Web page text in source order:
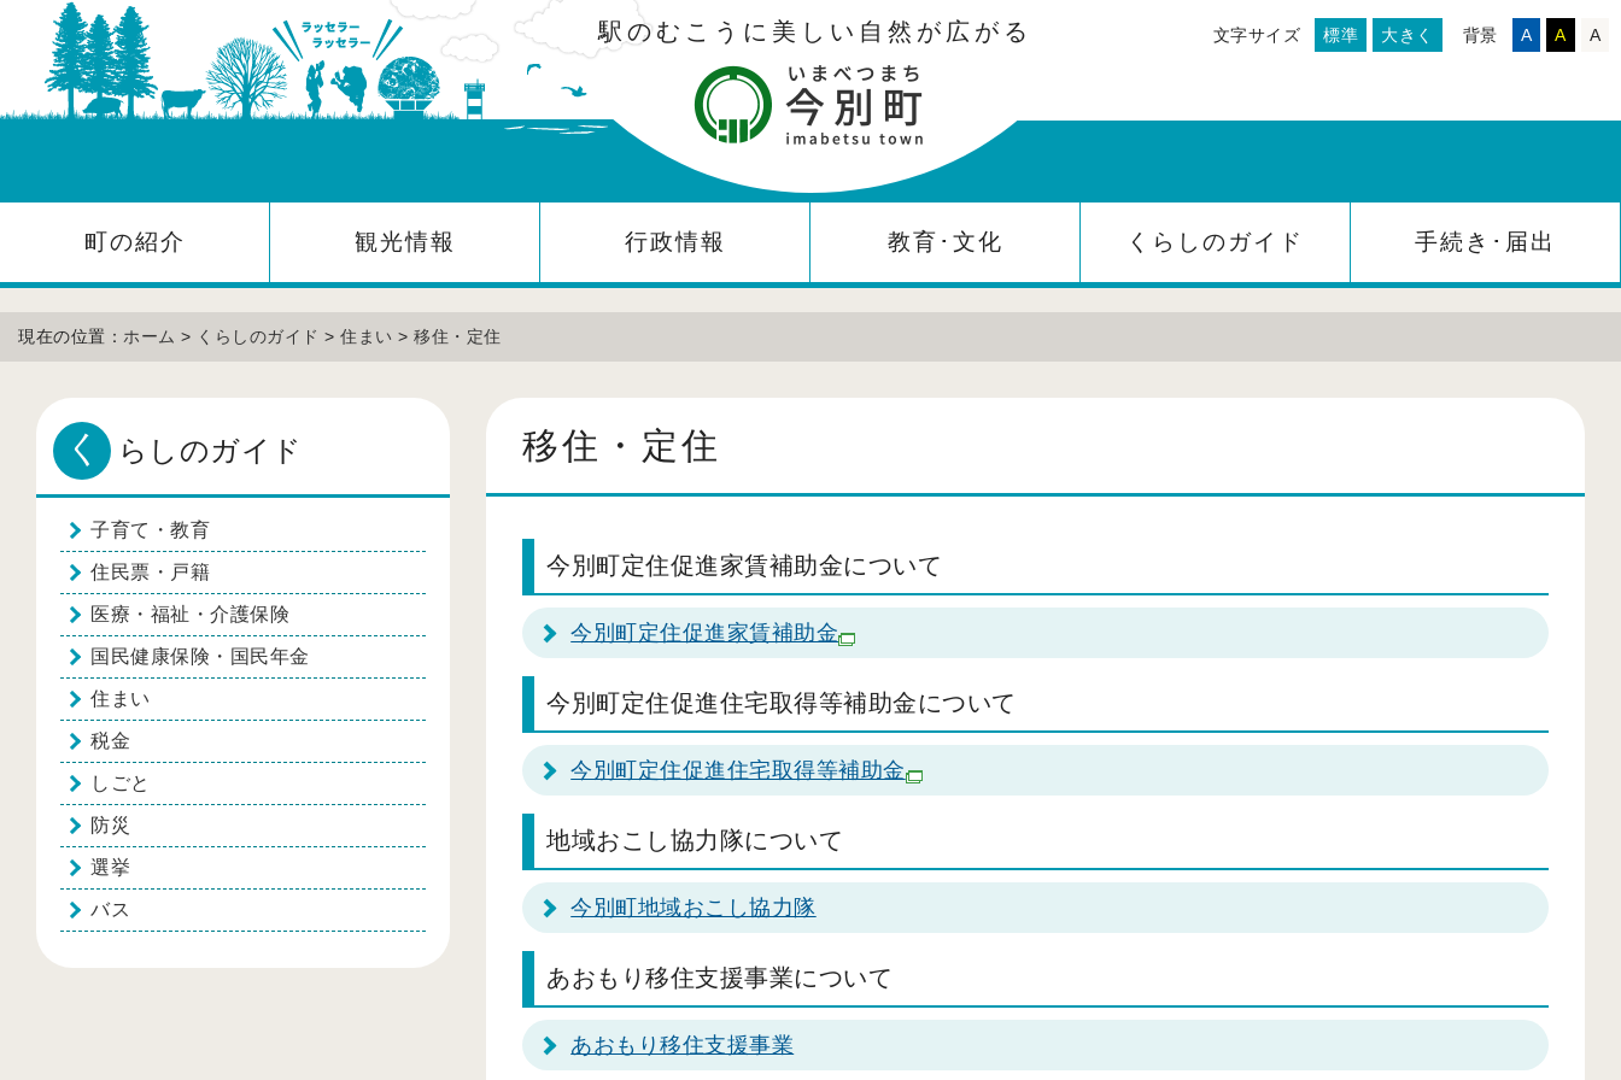
背景 A A A
文字サイズ 標準 大きく
駅のむこうに美しい自然が広がる
町の紹介 観光情報 行政情報 教育･文化 くらしのガイド 手続き･届出
現在の位置： ホーム > くらしのガイド > 住まい > 移住・定住
移住・定住
今別町定住促進家賃補助金について
今別町定住促進家賃補助金
今別町定住促進住宅取得等補助金について
今別町定住促進住宅取得等補助金
地域おこし協力隊について
今別町地域おこし協力隊
あおもり移住支援事業について
あおもり移住支援事業
く らしのガイド
子育て・教育
住民票・戸籍
医療・福祉・介護保険
国民健康保険・国民年金
住まい
税金
しごと
防災
選挙
バス